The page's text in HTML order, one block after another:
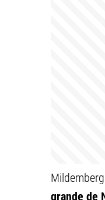
grande de